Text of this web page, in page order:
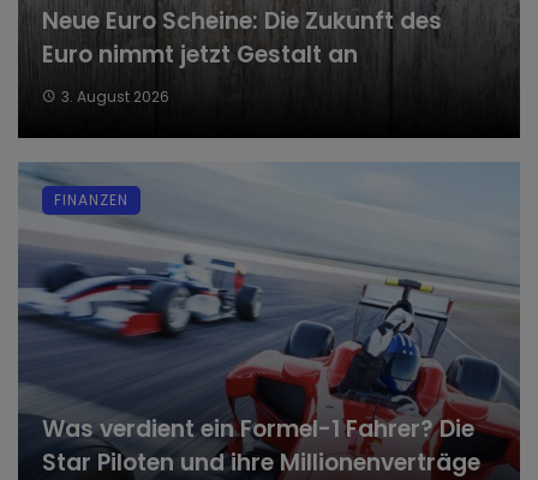
Neue Euro Scheine: Die Zukunft des
Euro nimmt jetzt Gestalt an
3. August 2026
Was verdient ein Formel-1 Fahrer? Die
Star Piloten und ihre Millionenverträge
FINANZEN